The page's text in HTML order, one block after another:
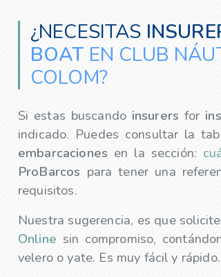
¿NECESITAS
BOAT EN CLUB
COLOM?
Si estas buscando insurers for
indicado. Puedes consultar la
embarcaciones en la sección:
ProBarcos para tener una
requisitos.
Nuestra sugerencia, es que
Online sin compromiso,
velero o yate. Es muy fácil y rápido.